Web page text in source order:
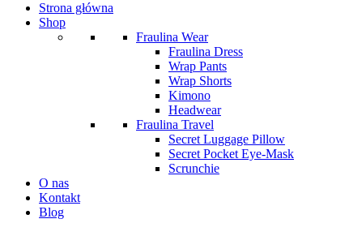
Strona główna
Shop
Fraulina Wear
Fraulina Dress
Wrap Pants
Wrap Shorts
Kimono
Headwear
Fraulina Travel
Secret Luggage Pillow
Secret Pocket Eye-Mask
Scrunchie
O nas
Kontakt
Blog